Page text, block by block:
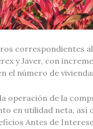
correspondientes
y Javer, con
el número de
operación de la
en utilidad neta, así
Antes de